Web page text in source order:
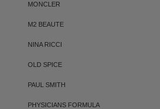
MONCLER
M2 BEAUTE
NINA RICCI
OLD SPICE
PAUL SMITH
PHYSICIANS FORMULA